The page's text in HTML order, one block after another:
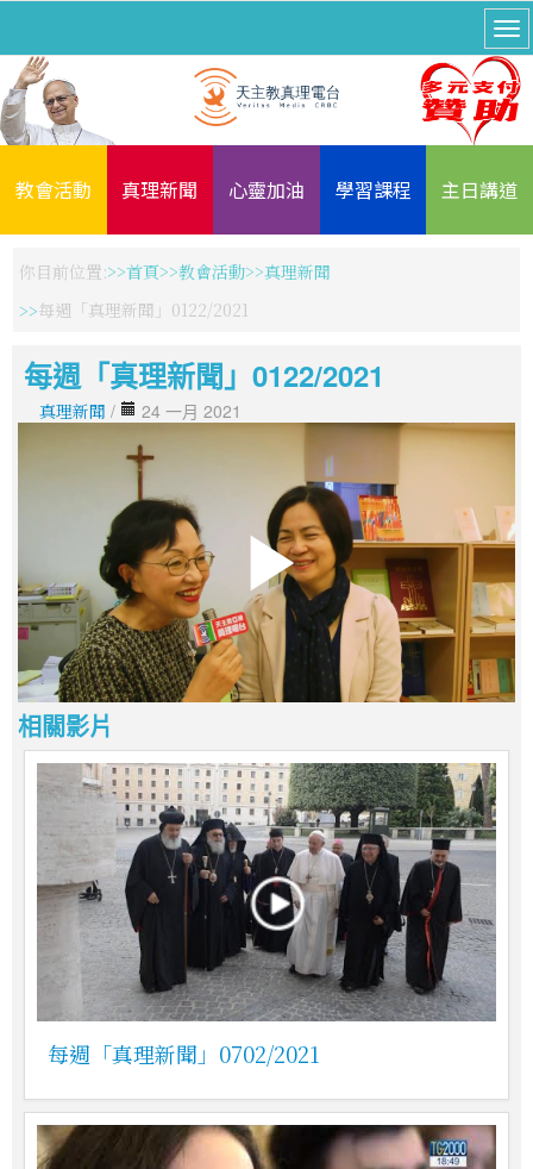
教會活動 真理新聞 心靈加油 學習課程 主日講道
你目前位置: 首頁 教會活動
真理新聞
每週「真理新聞」0122/2021
每週「真理新聞」0122/2021
真理新聞 / 24 一月 2021
相關影片
每週「真理新聞」0702/2021